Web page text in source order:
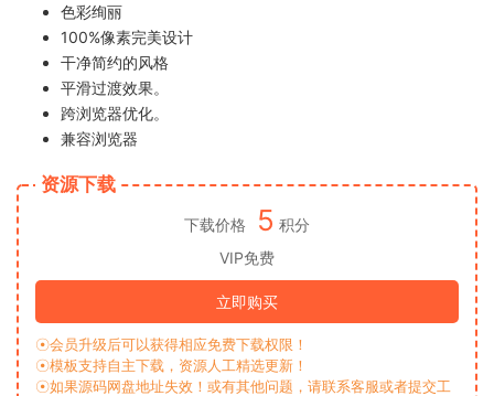
色彩绚丽
100%像素完美设计
干净简约的风格
平滑过渡效果。
跨浏览器优化。
兼容浏览器
资源下载
下载价格 5 积分
VIP免费
立即购买
☉会员升级后可以获得相应免费下载权限！
☉模板支持自主下载，资源人工精选更新！
☉如果源码网盘地址失效！或有其他问题，请联系客服或者提交工